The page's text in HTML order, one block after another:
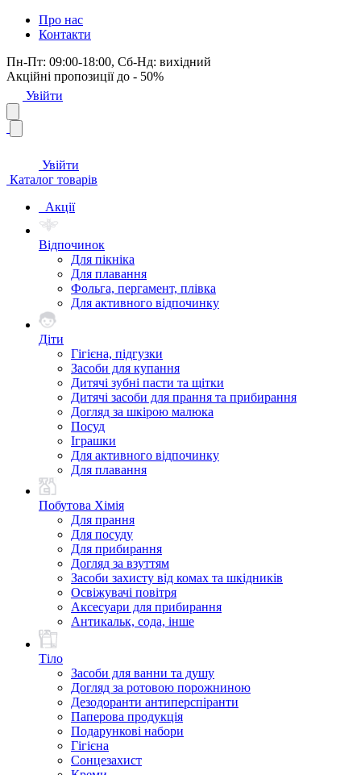
Про нас
Контакти
Пн-Пт: 09:00-18:00, Сб-Нд: вихідний
Акційні пропозиції до - 50%
Увійти
Увійти
Каталог товарів
Акції
Відпочинок
Для пікніка
Для плавання
Фольга, пергамент, плівка
Для активного відпочинку
Діти
Гігієна, підгузки
Засоби для купання
Дитячі зубні пасти та щітки
Дитячі засоби для прання та прибирання
Догляд за шкірою малюка
Посуд
Іграшки
Для активного відпочинку
Для плавання
Побутова Хімія
Для прання
Для посуду
Для прибирання
Догляд за взуттям
Засоби захисту від комах та шкідників
Освіжувачі повітря
Аксесуари для прибирання
Антикальк, сода, інше
Тіло
Засоби для ванни та душу
Догляд за ротовою порожниною
Дезодоранти антиперспіранти
Паперова продукція
Подарункові набори
Гігієна
Сонцезахист